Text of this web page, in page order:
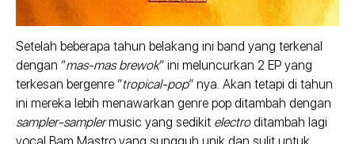
Setelah beberapa tahun belakang ini band yang terkenal
dengan “mas-mas brewok” ini meluncurkan 2 EP yang
terkesan bergenre “tropical-pop” nya. Akan tetapi di tahun
ini mereka lebih menawarkan genre pop ditambah dengan
sampler-samplermusic yang sedikit electroditambah lagi